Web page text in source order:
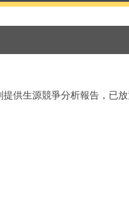
供生源競爭分析報告，已